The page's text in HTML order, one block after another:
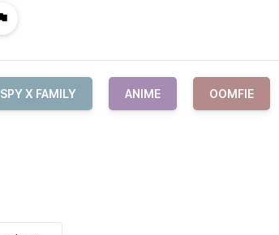
SPY X FAMILY ANIME OOMFIE